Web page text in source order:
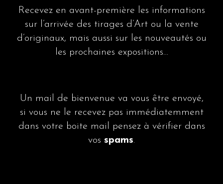
Recevez en avant-première les informations
sur l’arrivée des tirages d’Art ou la vente
d’originaux, mais aussi sur les nouveautés ou
les prochaines expositions…
Un mail de bienvenue va vous être envoyé,
si vous ne le recevez pas immédiatemment
dans votre boite mail pensez à vérifier dans
vos spams.